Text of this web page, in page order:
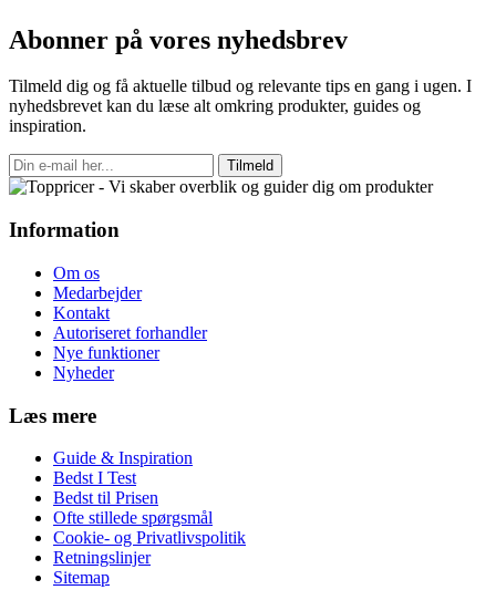
Abonner på vores nyhedsbrev
Tilmeld dig og få aktuelle tilbud og relevante tips en gang i ugen. I
nyhedsbrevet kan du læse alt omkring produkter, guides og
inspiration.
Tilmeld
Information
Om os
Medarbejder
Kontakt
Autoriseret forhandler
Nye funktioner
Nyheder
Læs mere
Guide & Inspiration
Bedst I Test
Bedst til Prisen
Ofte stillede spørgsmål
Cookie- og Privatlivspolitik
Retningslinjer
Sitemap